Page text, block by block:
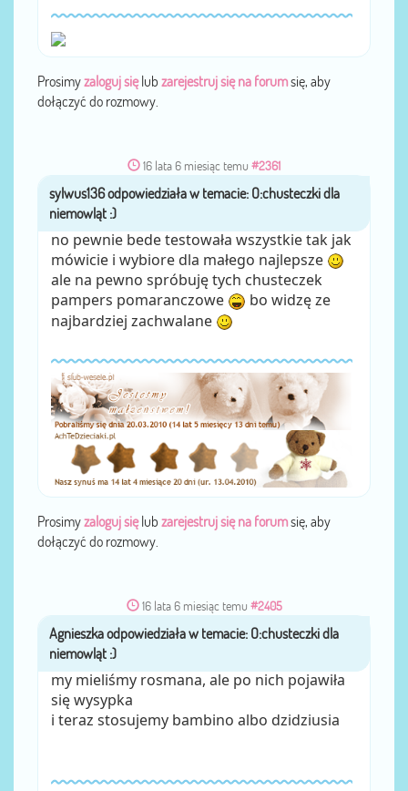
Prosimyzaloguj sięlub zarejestruj się na forumsię, aby
dołączyć do rozmowy.
16 lata 6 miesiąc temu #2361
przezsylwus136
no pewnie bede testowała wszystkie tak jak
mówicie i wybiore dla małego najlepsze
ale na pewno spróbuję tych chusteczek
pampers pomaranczowe
bo widzę ze
najbardziej zachwalane
Prosimyzaloguj sięlub zarejestruj się na forumsię, aby
dołączyć do rozmowy.
16 lata 6 miesiąc temu #2405
przezAgnieszka
my mieliśmy rosmana, ale po nich pojawiła
się wysypka
i teraz stosujemy bambino albo dzidziusia